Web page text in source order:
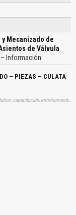
Mecanizado de
de Válvula
– Información
– PIEZAS – CULATA
Tags: manual, manuales, instrucciones, libros, instrucción, gratuito, gratuitos, capacitación, entrenamiento, capacitaciones, información, datos, gratis, descargar, vehículo, vehículos, autos, auto, coche, coches, automóvil, automovil, automóviles, automoviles, rectificados, mecnizados, partes, componentes, valvulas, culatae, vloques, cigueñales, valvulas, aprender, descargas